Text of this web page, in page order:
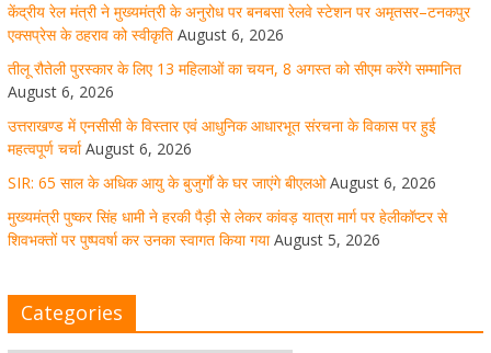
मुख्यमंत्री पुष्कर सिंह धामी ने हरकी पैड़ी से लेकर कांवड़ यात्रा मार्ग
पर हेलीकॉप्टर से शिवभक्तों पर पुष्पवर्षा कर उनका स्वागत किया गया
धर्मनगरी हरिद्वार में कांवड़ यात्रा के दौरान मंगलवार को आस्था, सेवा
और संस्कृति का अद्भुत संगम देखने को मिला
केंद्रीय रेल मंत्री ने मुख्यमंत्री के अनुरोध पर बनबसा रेलवे स्टेशन पर अमृतसर–टनकपुर
एक्सप्रेस के ठहराव को स्वीकृति August 6, 2026
तीलू रौतेली पुरस्कार के लिए 13 महिलाओं का चयन, 8 अगस्त को सीएम करेंगे सम्मानित
August 6, 2026
उत्तराखण्ड में एनसीसी के विस्तार एवं आधुनिक आधारभूत संरचना के विकास पर हुई
महत्वपूर्ण चर्चा August 6, 2026
SIR: 65 साल के अधिक आयु के बुजुर्गों के घर जाएंगे बीएलओ August 6, 2026
मुख्यमंत्री पुष्कर सिंह धामी ने हरकी पैड़ी से लेकर कांवड़ यात्रा मार्ग पर हेलीकॉप्टर से
शिवभक्तों पर पुष्पवर्षा कर उनका स्वागत किया गया August 5, 2026
Categories